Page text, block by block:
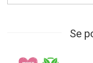
Se